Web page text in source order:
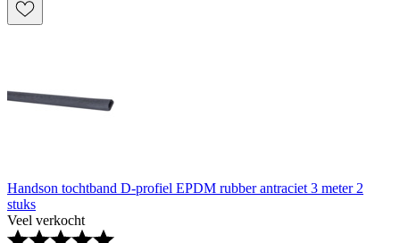
Handson tochtband D-profiel EPDM rubber antraciet 3 meter 2
stuks
Veel verkocht